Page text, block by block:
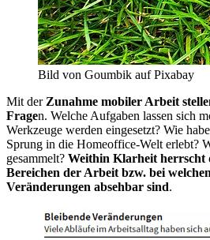
Bild von Goumbik auf Pixabay
Mit der Zunahme mobiler Arbeit
Fragen. Welche Aufgaben lassen sich
Werkzeuge werden eingesetzt? Wie
Sprung in die Homeoffice-Welt erlebt?
gesammelt? Weithin Klarheit herrscht
Bereichen der Arbeit bzw. bei
Veränderungen absehbar sind.